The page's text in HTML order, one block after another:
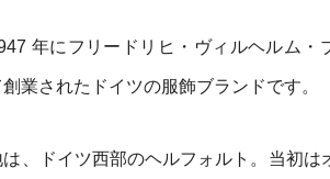
年にフリードリヒ・ヴィルヘルム・
業されたドイツの服飾ブランドです。
、ドイツ西部のヘルフォルト。当初は